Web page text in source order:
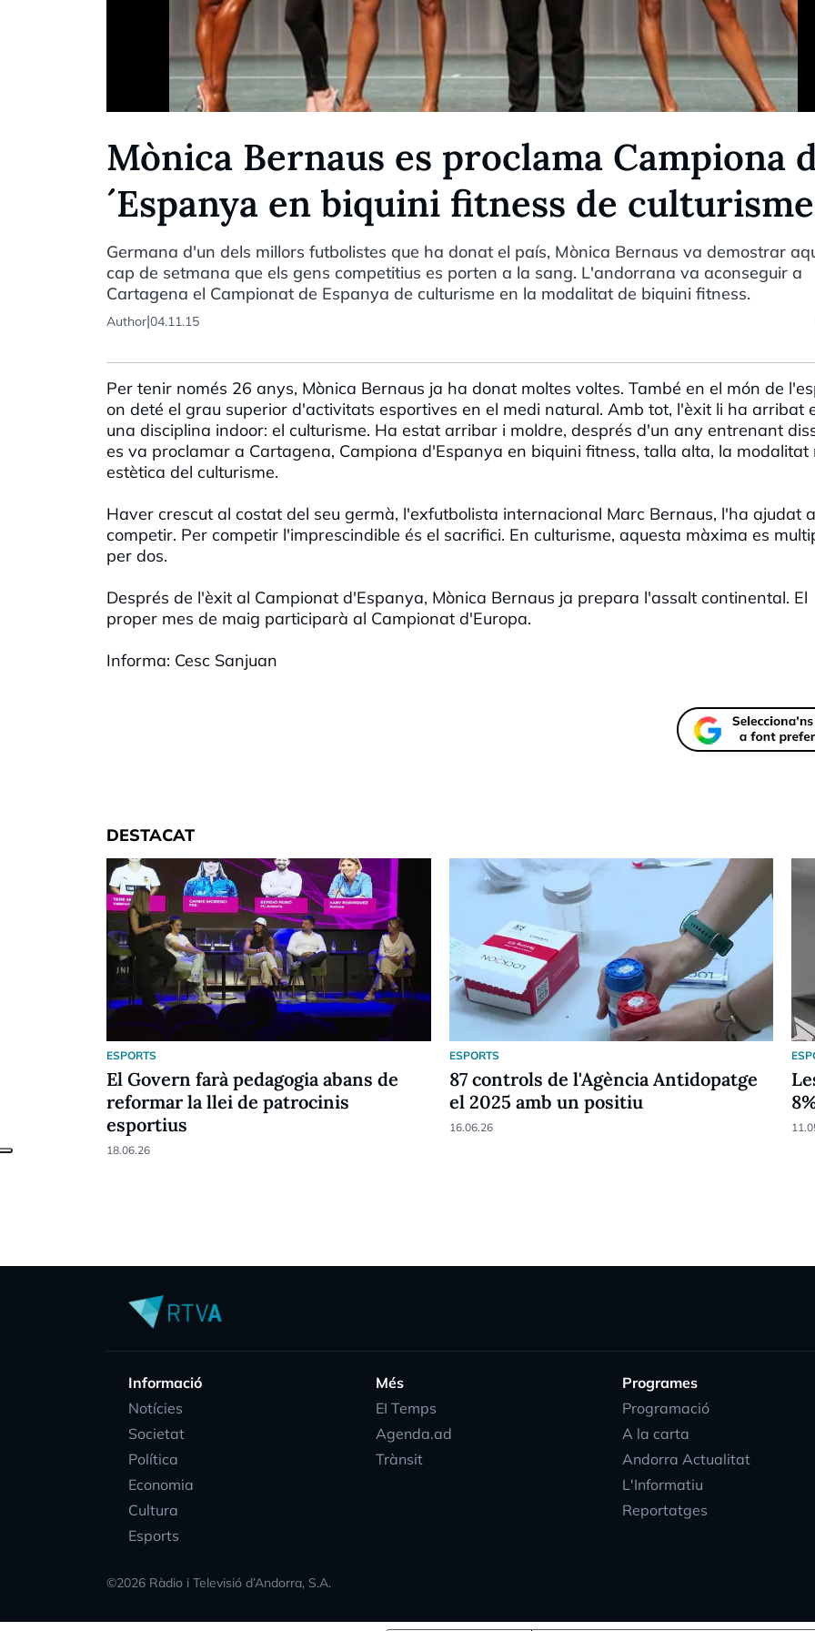
Mònica Bernaus es proclama Campiona
´Espanya en biquini fitness de culturisme
Germana d'un dels millors futbolistes que ha donat el país, Mònica Bernaus va demostrar
cap de setmana que els gens competitius es porten a la sang. L'andorrana va aconseguir a
Cartagena el Campionat de Espanya de culturisme en la modalitat de biquini fitness.
Author|04.11.15
Per tenir només 26 anys, Mònica Bernaus ja ha donat moltes voltes. També en el món de
on deté el grau superior d'activitats esportives en el medi natural. Amb tot, l'èxit li ha arribat
una disciplina indoor: el culturisme. Ha estat arribar i moldre, després d'un any entrenant
es va proclamar a Cartagena, Campiona d'Espanya en biquini fitness, talla alta, la modalitat
estètica del culturisme.
Haver crescut al costat del seu germà, l'exfutbolista internacional Marc Bernaus, l'ha ajudat a
competir. Per competir l'imprescindible és el sacrifici. En culturisme, aquesta màxima es
per dos.
Després de l'èxit al Campionat d'Espanya, Mònica Bernaus ja prepara l'assalt continental. El
proper mes de maig participarà al Campionat d'Europa.
Informa: Cesc Sanjuan
DESTACAT
ESPORTS
El Govern farà pedagogia abans de
reformar la llei de patrocinis
esportius
18.06.26
ESPORTS
87 controls de l'Agència Antidopatge
el 2025 amb un positiu
16.06.26
Informació
Notícies
Societat
Política
Economia
Cultura
Esports
Més
EI Temps
Agenda.ad
Trànsit
Programes
Programació
A la carta
Andorra Actualitat
L'Informatiu
Reportatges
©2026 Ràdio i Televisió d’Andorra, S.A.